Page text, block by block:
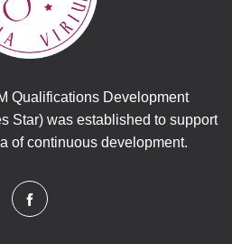
Qualifications Development
Star) was established to support
of ​​continuous development.